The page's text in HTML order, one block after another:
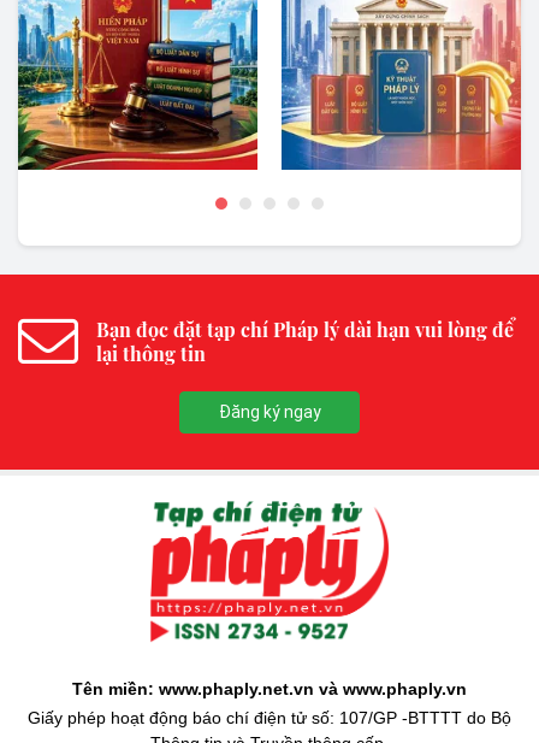
Bạn đọc đặt tạp chí Pháp lý dài hạn vui lòng để
lại thông tin
Đăng ký ngay
Tên miền: www.phaply.net.vn và www.phaply.vn
Giấy phép hoạt động báo chí điện tử số: 107/GP -BTTTT do Bộ